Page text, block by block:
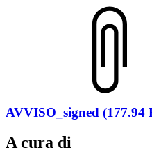
AVVISO_signed (177.94
A cura di